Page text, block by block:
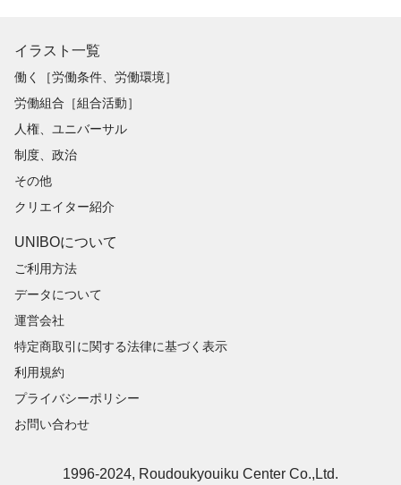
イラスト一覧
働く［労働条件、労働環境］
労働組合［組合活動］
人権、ユニバーサル
制度、政治
その他
クリエイター紹介
UNIBOについて
ご利用方法
データについて
運営会社
特定商取引に関する法律に基づく表示
利用規約
プライバシーポリシー
お問い合わせ
1996-2024, Roudoukyouiku Center Co.,Ltd.